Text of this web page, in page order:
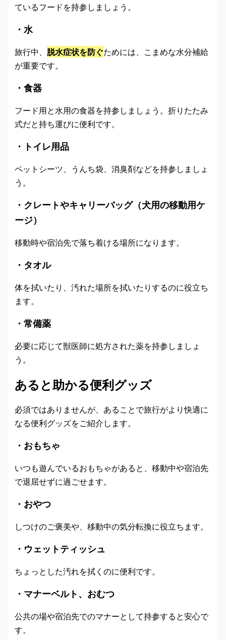
ているフードを持参しましょう。
・水
旅行中、 脱水症状を防ぐためには、こまめな水分補給
が重要です。
・食器
フード用と水用の食器を持参しましょう。折りたたみ
式だと持ち運びに便利です。
・トイレ用品
ペットシーツ、うんち袋、消臭剤などを持参しましょ
う。
・クレートやキャリーバッグ（犬用の移動用ケ
ージ）
移動時や宿泊先で落ち着ける場所になります。
・タオル
体を拭いたり、汚れた場所を拭いたりするのに役立ち
ます。
・常備薬
必要に応じて獣医師に処方された薬を持参しましょ
う。
あると助かる便利グッズ
必須ではありませんが、あることで旅行がより快適に
なる便利グッズをご紹介します。
・おもちゃ
いつも遊んでいるおもちゃがあると、移動中や宿泊先
で退屈せずに過ごせます。
・おやつ
しつけのご褒美や、移動中の気分転換に役立ちます。
・ウェットティッシュ
ちょっとした汚れを拭くのに便利です。
・マナーベルト、おむつ
公共の場や宿泊先でのマナーとして持参すると安心で
す。